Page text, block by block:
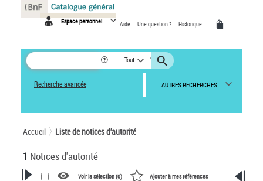
Espace personnel Aide Une question ? Historique
Tout
Recherche avancée AUTRES RECHERCHES
Accueil Liste de notices d’autorité
1 Notices d'autorité
Voir la sélection (0) Ajouter à mes références
Panneau de gestion des cookies